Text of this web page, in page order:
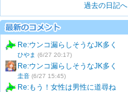
過去の日記へ
Re:ウンコ漏らしそうなJK多く
ひやま (6/27 20:17)
Re:ウンコ漏らしそうなJK多く
圭音 (6/27 15:45)
Re:もう！女性は男性に道尋ね